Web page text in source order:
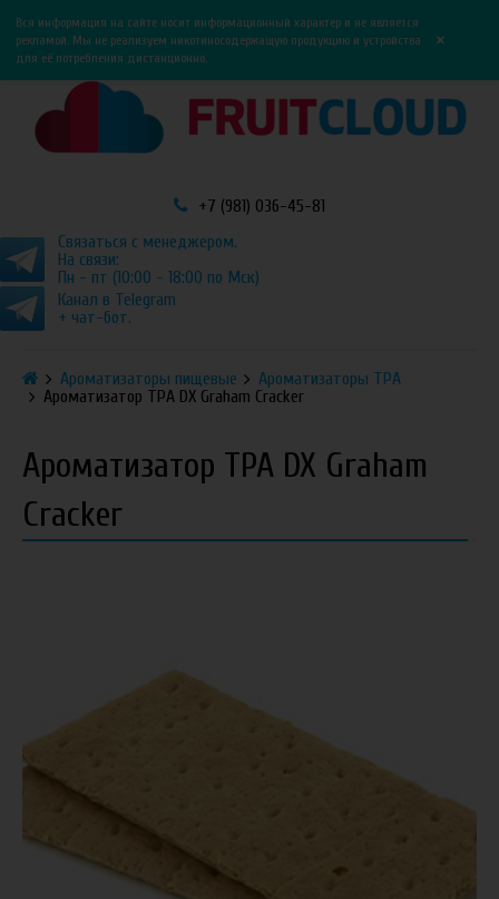
0
Вся информация на сайте носит информационный характер и не является
рекламой. Мы не реализуем никотиносодержащую продукцию и устройства
для её потребления дистанционно.
×
+7 (981) 036-45-81
Связаться с менеджером.
На связи:
Пн - пт (10:00 - 18:00 по Мск)
Канал в Telegram
+ чат-бот.
Ароматизаторы пищевые
Ароматизаторы TPA
Ароматизатор TPA DX Graham Cracker
Ароматизатор TPA DX Graham
Cracker